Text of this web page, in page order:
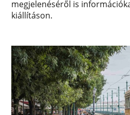
megjelenéséről is
kiállításon.